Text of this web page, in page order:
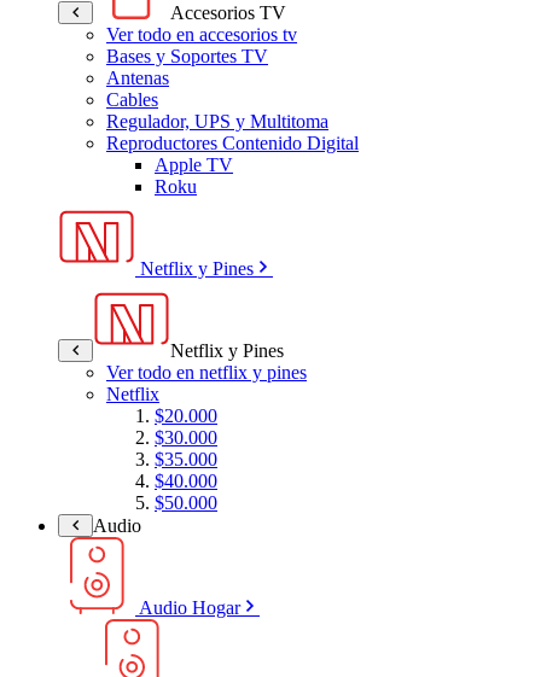
Accesorios TV
Ver todo en accesorios tv
Bases y Soportes TV
Antenas
Cables
Regulador, UPS y Multitoma
Reproductores Contenido Digital
Apple TV
Roku
Netflix y Pines
Netflix y Pines
Ver todo en netflix y pines
Netflix
$20.000
$30.000
$35.000
$40.000
$50.000
Audio
Audio Hogar